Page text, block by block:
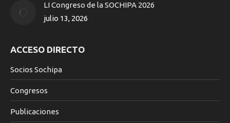
LI Congreso de la SOCHIPA 2026
julio 13, 2026
ACCESO DIRECTO
Socios Sochipa
Congresos
Publicaciones